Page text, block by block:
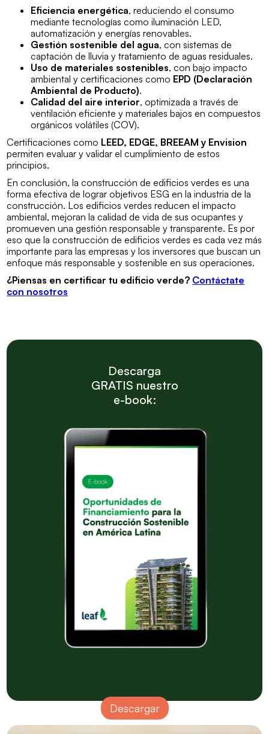
Eficiencia energética, reduciendo el consumo
mediante tecnologías como iluminación LED,
automatización y energías renovables.
Gestión sostenible del agua, con sistemas de
captación de lluvia y tratamiento de aguas residuales.
Uso de materiales sostenibles, con bajo impacto
ambiental y certificaciones como EPD (Declaración
Ambiental de Producto).
Calidad del aire interior, optimizada a través de
ventilación eficiente y materiales bajos en compuestos
orgánicos volátiles (COV).
Certificaciones como LEED, EDGE, BREEAM y Envision
permiten evaluar y validar el cumplimiento de estos
principios.
En conclusión, la construcción de edificios verdes es una
forma efectiva de lograr objetivos ESG en la industria de la
construcción. Los edificios verdes reducen el impacto
ambiental, mejoran la calidad de vida de sus ocupantes y
promueven una gestión responsable y transparente. Es por
eso que la construcción de edificios verdes es cada vez más
importante para las empresas y los inversores que buscan un
enfoque más responsable y sostenible en sus operaciones.
¿Piensas en certificar tu edificio verde? Contáctate
con nosotros
Descarga
GRATIS nuestro
e-book:
Descargar